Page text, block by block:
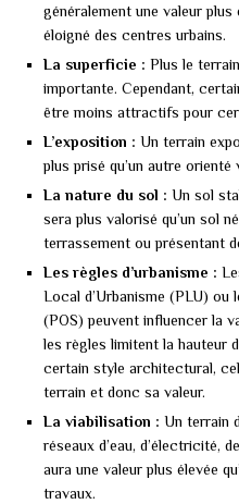
généralement une valeur plus
éloigné des centres urbains.
La superficie : Plus le
importante. Cependant,
être moins attractifs pour
L’exposition : Un terrain
plus prisé qu’un autre orienté
La nature du sol : Un sol
sera plus valorisé qu’un sol
terrassement ou présentant
Les règles d’urbanisme :
Local d’Urbanisme (PLU) ou
(POS) peuvent influencer la
les règles limitent la hauteur
certain style architectural,
terrain et donc sa valeur.
La viabilisation : Un terrain
réseaux d’eau, d’électricité,
aura une valeur plus élevée
travaux.